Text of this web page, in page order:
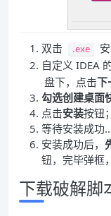
双击 .exe
自定义 IDEA
盘下，点击下
勾选创建桌面
点击安装按钮；
等待安装成功…
安装成功后，
钮，完毕弹框
下载破解脚